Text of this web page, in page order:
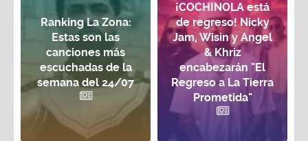
Ranking La Zona:
Estas son las
canciones más
escuchadas de la
semana del 24/07
¡COCHINOLA está
de regreso! Nicky
Jam, Wisin y Angel
& Khriz
encabezarán "El
Regreso a La Tierra
Prometida"